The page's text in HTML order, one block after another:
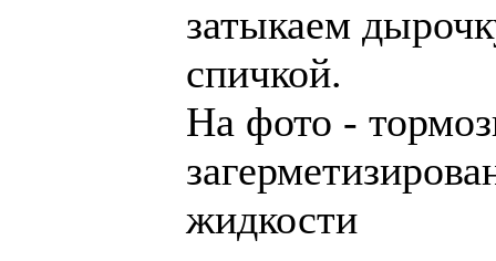
затыкаем
спичкой.
На фото -
жидкости